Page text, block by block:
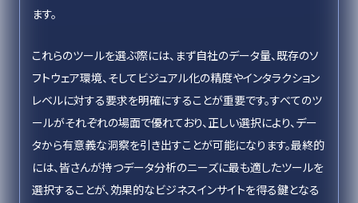
ます。
これらのツールを選ぶ際には、まず自社のデータ量、既存のソ
フトウェア環境、そしてビジュアル化の精度やインタラクション
レベルに対する要求を明確にすることが重要です。すべてのツ
ールがそれぞれの場面で優れており、正しい選択により、デー
タから有意義な洞察を引き出すことが可能になります。最終的
には、皆さんが持つデータ分析のニーズに最も適したツールを
選択することが、効果的なビジネスインサイトを得る鍵となる